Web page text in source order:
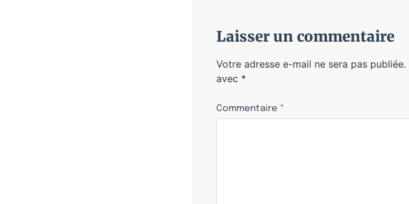
Laisser un commentaire
Votre adresse e-mail ne sera pas publiée.
avec *
Commentaire *